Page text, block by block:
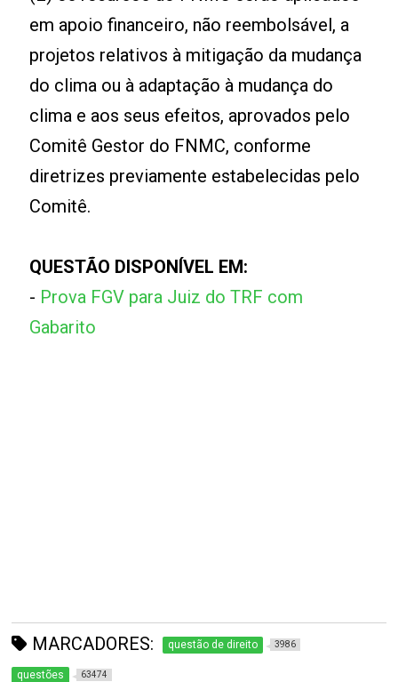
em apoio financeiro, não reembolsável, a
projetos relativos à mitigação da mudança
do clima ou à adaptação à mudança do
clima e aos seus efeitos, aprovados pelo
Comitê Gestor do FNMC, conforme
diretrizes previamente estabelecidas pelo
Comitê.
QUESTÃO DISPONÍVEL EM:
- Prova FGV para Juiz do TRF com
Gabarito
MARCADORES: questão de direito 3986
questões 63474